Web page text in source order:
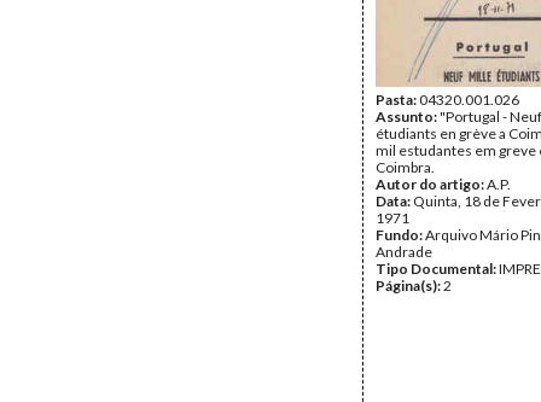
Pasta:04320.001.026
Assunto:"Portugal -
étudiants en grève a
mil estudantes em greve
Coimbra.
Autor do artigo:A.P.
Data: Quinta, 18 de
1971
Fundo:Arquivo Mário
Andrade
Tipo Documental:
Página(s):2